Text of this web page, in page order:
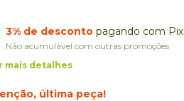
3% de descontopagando com Pix
Não acumulável com outras promoções
mais detalhes
última peça!